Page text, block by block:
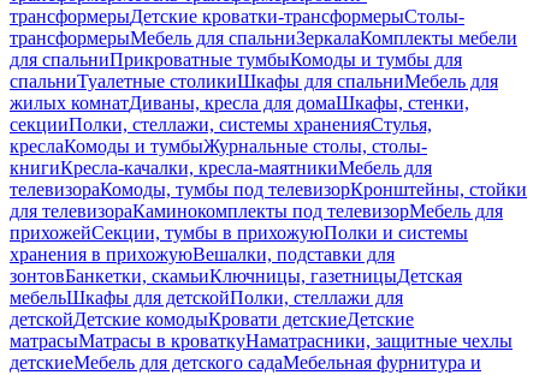
трансформерыДетские кроватки-трансформерыСтолы-
трансформерыМебель для спальниЗеркалаКомплекты мебели
для спальниПрикроватные тумбыКомоды и тумбы для
спальниТуалетные столикиШкафы для спальниМебель для
жилых комнатДиваны, кресла для домаШкафы, стенки,
секцииПолки, стеллажи, системы храненияСтулья,
креслаКомоды и тумбыЖурнальные столы, столы-
книгиКресла-качалки, кресла-маятникиМебель для
телевизораКомоды, тумбы под телевизорКронштейны, стойки
для телевизораКаминокомплекты под телевизорМебель для
прихожейСекции, тумбы в прихожуюПолки и системы
хранения в прихожуюВешалки, подставки для
зонтовБанкетки, скамьиКлючницы, газетницыДетская
мебельШкафы для детскойПолки, стеллажи для
детскойДетские комодыКровати детскиеДетские
матрасыМатрасы в кроваткуНаматрасники, защитные чехлы
детскиеМебель для детского садаМебельная фурнитура и